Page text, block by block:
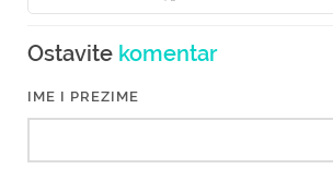
Ostavite komentar
IME I PREZIME